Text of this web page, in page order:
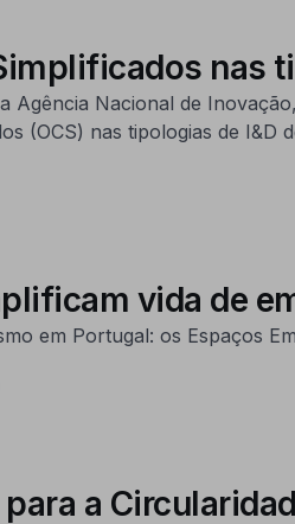
nas
Agência Nacional de
(OCS) nas tipologias de I&D
vida de
em Portugal: os Espaços
a